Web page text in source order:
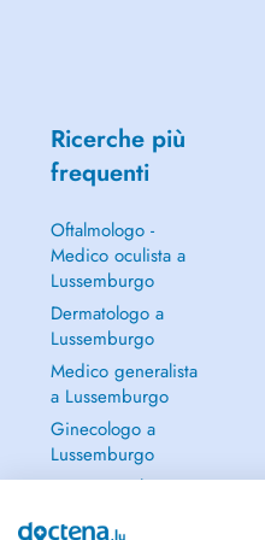
Ricerche più
frequenti
Oftalmologo -
Medico oculista a
Lussemburgo
Dermatologo a
Lussemburgo
Medico generalista
a Lussemburgo
Ginecologo a
Lussemburgo
Continua a leggere